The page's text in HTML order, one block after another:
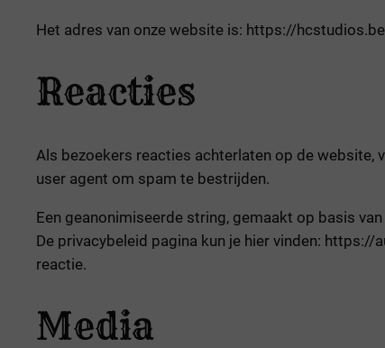
Het adres van onze website is: https://
Reacties
Als bezoekers reacties achterlaten op de website,
user agent om spam te bestrijden.
Een geanonimiseerde string, gemaakt op basis
De privacybeleid pagina kun je hier vinden:
reactie.
Media